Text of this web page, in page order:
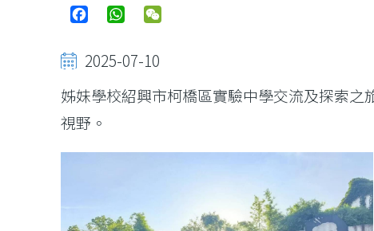
FacebookWhatsApp
2025-07-10
姊妹學校紹興市柯橋區實驗中學交流及探索
視野。